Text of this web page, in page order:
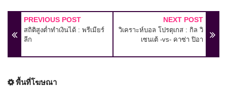
PREVIOUS POST
สถิติสูงต่ำทำเงินได้ : พรีเมียร์
ลีก
NEXT POST
วิเคราะห์บอล โปรตุเกส : กิล วิ
เซนเต้ -vs- คาซ่า ปิอา
พื้นที่โฆษณา